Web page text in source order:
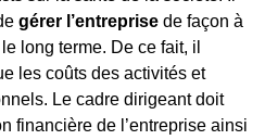
gérer l’entreprise de façon à
long terme. De ce fait, il
les coûts des activités et
Le cadre dirigeant doit
financière de l’entreprise ainsi